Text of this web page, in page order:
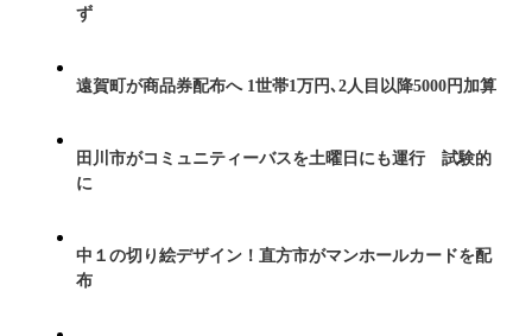
ず
遠賀町が商品券配布へ 1世帯1万円､2人目以降5000円加算
田川市がコミュニティーバスを土曜日にも運行 試験的
に
中１の切り絵デザイン！直方市がマンホールカードを配
布